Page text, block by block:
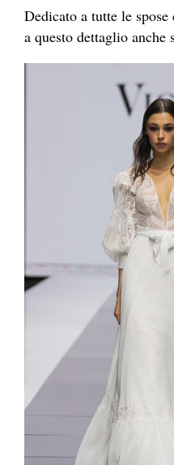
Dedicato a tutte le
a questo dettaglio anche